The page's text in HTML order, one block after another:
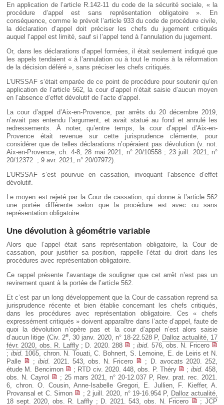
En application de l’article R.142-11 du code de la sécurité sociale, « la
procédure d’appel est sans représentation obligatoire ». En
conséquence, comme le prévoit l’article 933 du code de procédure civile,
la déclaration d’appel doit préciser les chefs du jugement critiqués
auquel l’appel est limité, sauf si l’appel tend à l’annulation du jugement.
Or, dans les déclarations d’appel formées, il était seulement indiqué que
les appels tendaient « à l’annulation ou à tout le moins à la réformation
de la décision déféré », sans préciser les chefs critiqués.
L’URSSAF s’était emparée de ce point de procédure pour soutenir qu’en
application de l’article 562, la cour d’appel n’était saisie d’aucun moyen
en l’absence d’effet dévolutif de l’acte d’appel.
La cour d’appel d’Aix-en-Provence, par arrêts du 20 décembre 2019,
n’avait pas entendu l’argument, et avait statué au fond et annulé les
redressements. À noter, qu’entre temps, la cour d’appel d’Aix-en-
Provence était revenue sur cette jurisprudence clémente, pour
considérer que de telles déclarations n’opéraient pas dévolution (v. not.
Aix-en-Provence, ch. 4-8, 28 mai 2021, n° 20/10558 ; 23 juill. 2021, n°
20/12372 ; 9 avr. 2021, n° 20/07972).
L’URSSAF s’est pourvue en cassation, invoquant l’absence d’effet
dévolutif.
Le moyen est rejeté par la Cour de cassation, qui donne à l’article 562
une portée différente selon que la procédure est avec ou sans
représentation obligatoire.
Une dévolution à géométrie variable
Alors que l’appel était sans représentation obligatoire, la Cour de
cassation, pour justifier sa position, rappelle l’état du droit dans les
procédures avec représentation obligatoire.
Ce rappel présente l’avantage de souligner que cet arrêt n’est pas un
revirement quant à la portée de l’article 562.
Et c’est par un long développement que la Cour de cassation reprend sa
jurisprudence récente et bien établie concernant les chefs critiqués,
dans les procédures avec représentation obligatoire. Ces « chefs
expressément critiqués » doivent apparaître dans l’acte d’appel, faute de
quoi la dévolution n’opère pas et la cour d’appel n’est alors saisie
d’aucun litige (Civ. 2e, 30 janv. 2020, n° 18-22.528 P, Dalloz actualité, 17
févr. 2020, obs. R. Laffly; D. 2020. 288 ;ibid. 576, obs. N. Fricero
; ibid. 1065, chron. N. Touati, C. Bohnert, S. Lemoine, E. de Leiris et N.
Palle
;ibid. 2021. 543, obs. N. Fricero
; D. avocats 2020. 252,
étude M. Bencimon
; RTD civ. 2020. 448, obs. P. Théry ; ibid. 458,
obs. N. Cayrol
; 25 mars 2021, n° 20-12.037 P, Rev. prat. rec. 2021.
6, chron. O. Cousin, Anne-Isabelle Gregori, E. Jullien, F. Kieffer, A.
Provansal et C. Simon
; 2 juill. 2020, n° 19-16.954 P, Dalloz actualité,
18 sept. 2020, obs. R. Laffly ; D. 2021. 543, obs. N. Fricero
; JCP